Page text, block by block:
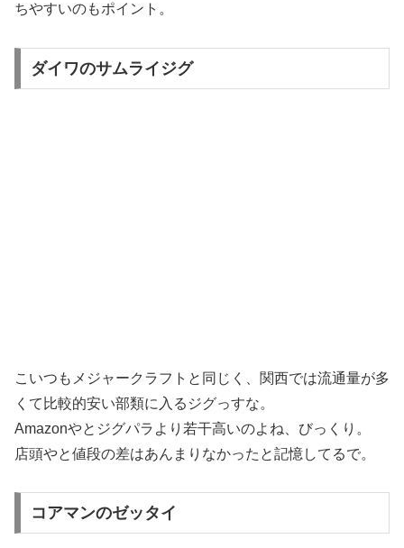
ちやすいのもポイント。
ダイワのサムライジグ
こいつもメジャークラフトと同じく、関西では流通量が多
くて比較的安い部類に入るジグっすな。
Amazonやとジグパラより若干高いのよね、びっくり。
店頭やと値段の差はあんまりなかったと記憶してるで。
コアマンのゼッタイ